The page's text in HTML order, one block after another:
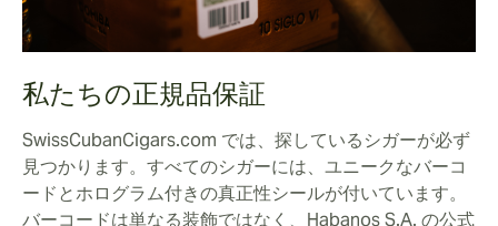
私たちの正規品保証
SwissCubanCigars.com では、探しているシガーが必ず
見つかります。すべてのシガーには、ユニークなバーコ
ードとホログラム付きの真正性シールが付いています。
バーコードは単なる装飾ではなく、Habanos S.A. の公式